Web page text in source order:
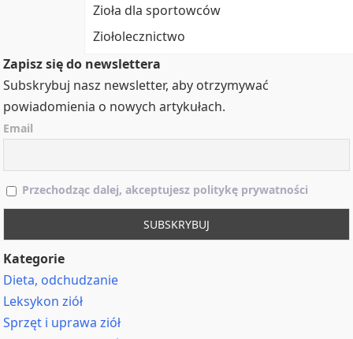
Zioła dla sportowców
Ziołolecznictwo
Zapisz się do newslettera
Subskrybuj nasz newsletter, aby otrzymywać
powiadomienia o nowych artykułach.
Email
Przechodząc dalej, akceptujesz politykę prywatności
Kategorie
Dieta, odchudzanie
Leksykon ziół
Sprzęt i uprawa ziół